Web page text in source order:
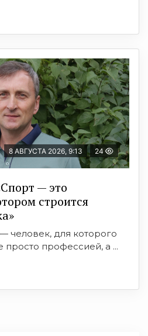
8 АВГУСТА 2026, 9:13 24
— это
строится
человек, для которого
просто профессией, а ...